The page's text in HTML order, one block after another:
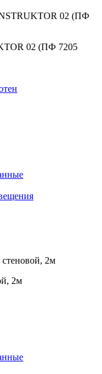
02 (ПФ 7205
2м